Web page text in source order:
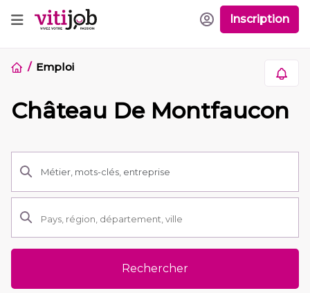
Inscription
Emploi
Château De Montfaucon
Rechercher